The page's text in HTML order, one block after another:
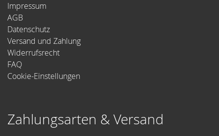
Impressum
AGB
Datenschutz
Versand und Zahlung
Widerrufsrecht
FAQ
Cookie-Einstellungen
Zahlungsarten & Versand